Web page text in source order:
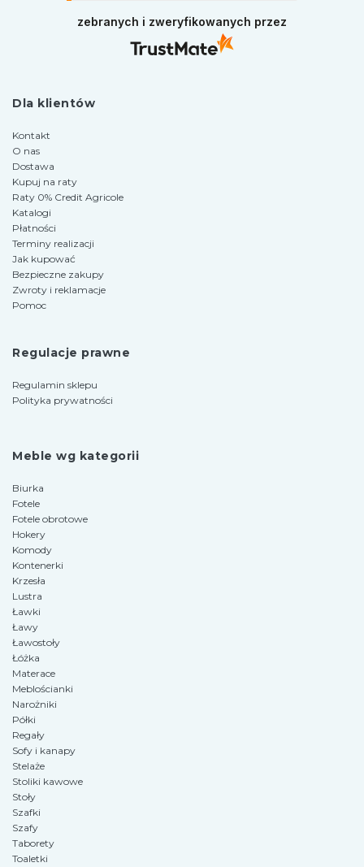
w naszym sklepie.
zebranych i zweryfikowanych przez
Dla klientów
Kontakt
O nas
Dostawa
Kupuj na raty
Raty 0% Credit Agricole
Katalogi
Płatności
Terminy realizacji
Jak kupować
Bezpieczne zakupy
Zwroty i reklamacje
Pomoc
Regulacje prawne
Regulamin sklepu
Polityka prywatności
Meble wg kategorii
Biurka
Fotele
Fotele obrotowe
Hokery
Komody
Kontenerki
Krzesła
Lustra
Ławki
Ławy
Ławostoły
Łóżka
Materace
Meblościanki
Narożniki
Półki
Regały
Sofy i kanapy
Stelaże
Stoliki kawowe
Stoły
Szafki
Szafy
Taborety
Toaletki